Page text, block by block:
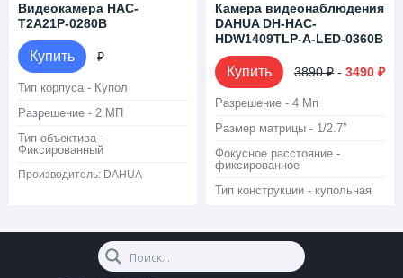
Видеокамера HAC-
T2A21P-0280B
Купить ₽
Тип корпуса - Купол
Разрешение - 2 МП
Тип объектива -
Фиксированный
Производитель: DAHUA
Камера видеонаблюдения
DAHUA DH-HAC-
HDW1409TLP-A-LED-0360B
Купить 3890 ₽ - 3490 ₽
Разрешение - 4 Мп
Размер матрицы - 1/2.7”
Фокусное расстояние -
фиксированное
Тип конструкции - купольная